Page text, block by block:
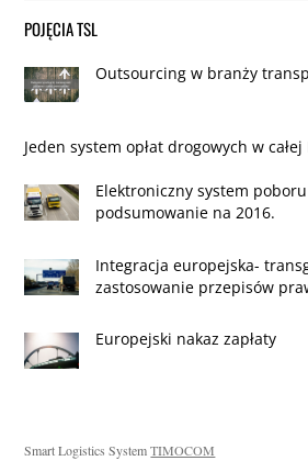
POJĘCIA TSL
Outsourcing w branży
Jeden system opłat drogowych w
Elektroniczny system
podsumowanie na 2016.
Integracja europejska-
zastosowanie przepisów
Europejski nakaz zapłaty
Smart Logistics SystemTIMOCOM